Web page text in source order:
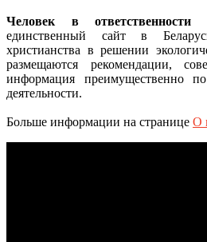
Человек в ответственности
единственный сайт в
христианства в решении
размещаются рекомендации,
информация преимущественно по
деятельности.
Больше информации на странице О